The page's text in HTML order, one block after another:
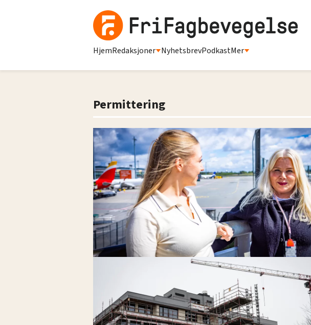
HjemRedaksjoner NyhetsbrevPodkastMer
Permittering